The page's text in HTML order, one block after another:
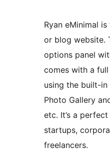
Ryan eMinimal
or blog website.
options panel
comes with a
using the built-in
Photo Gallery
etc. It’s a
startups,
freelancers.